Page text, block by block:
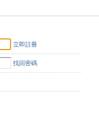
立即註冊
找回密碼